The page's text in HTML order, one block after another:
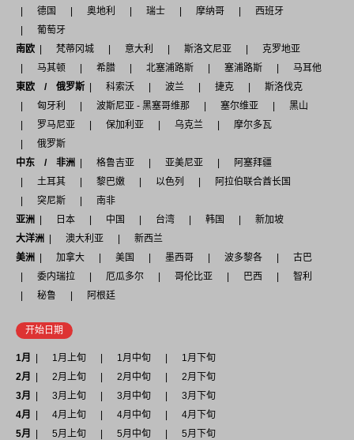
德国
奥地利 瑞士 摩纳哥
西班牙
葡萄牙
南欧
梵蒂冈城 意大利 斯洛文尼亚
克罗地亚
马其顿
希腊 北塞浦路斯 塞浦路斯
马耳他
東欧 / 俄罗斯
科索沃 波兰 捷克
斯洛伐克
匈牙利
波斯尼亚 - 黑塞哥维那 塞尔维亚
黑山
罗马尼亚
保加利亚 乌克兰
摩尔多瓦
俄罗斯
中东 / 非洲
格鲁吉亚 亚美尼亚
阿塞拜疆
土耳其
黎巴嫩 以色列
阿拉伯联合酋长国
突尼斯
南非
亚洲
日本 中国 台湾 韩国
新加坡
大洋洲
澳大利亚
新西兰
美洲
加拿大 美国 墨西哥 波多黎各
古巴
委内瑞拉
厄瓜多尔 哥伦比亚 巴西
智利
秘鲁
阿根廷
开始日期
1月 1月上旬 1月中旬
1月下旬
2月
2月上旬 2月中旬
2月下旬
3月
3月上旬 3月中旬
3月下旬
4月
4月上旬 4月中旬
4月下旬
5月
5月上旬 5月中旬 5月下旬